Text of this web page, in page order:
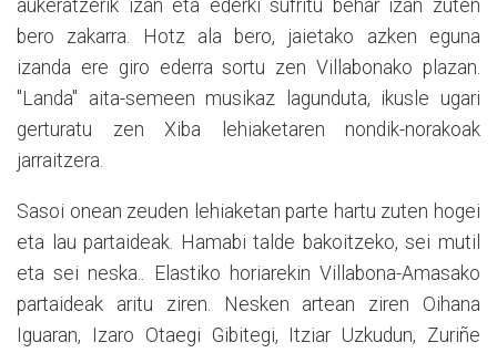
aukeratzerik izan eta ederki sufritu behar izan zuten
bero zakarra. Hotz ala bero, jaietako azken eguna
izanda ere giro ederra sortu zen Villabonako plazan.
"Landa" aita-semeen musikaz lagunduta, ikusle ugari
gerturatu zen Xiba lehiaketaren nondik-norakoak
jarraitzera.
Sasoi onean zeuden lehiaketan parte hartu zuten hogei
eta lau partaideak. Hamabi talde bakoitzeko, sei mutil
eta sei neska.. Elastiko horiarekin Villabona-Amasako
partaideak aritu ziren. Nesken artean ziren Oihana
Iguaran, Izaro Otaegi Gibitegi, Itziar Uzkudun, Zuriñe